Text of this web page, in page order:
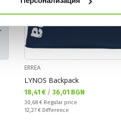
ERREA
LYNOS Backpack
Текуща цена:
18,41 € / 36,01 BGN
Regular price:
30,68 € Regular price
Спестявате:
12,27 € Difference